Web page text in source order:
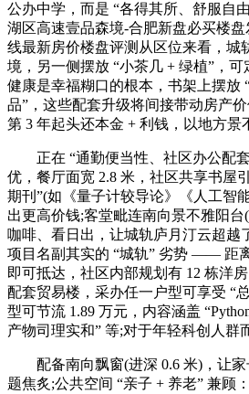
公办中学，而是 “各得其所、舒服自
湖区高速壹品森境-合肥新盘必买楼
线最新房价楼盘评测从区位来看，城
境，另一侧摆放 “小茶几 + 绿植”，可
健康是幸福糊口的根本，书架上摆放
品”，这些配套升级将间接带动房产
第 3 年起头还本金 + 利钱，以地方景
正在 “通勤便当性、社区办公配套
优，餐厅面宽 2.8 米，社区共享书屋
期刊”(如《量子计较导论》《人工智
出更高价钱;客堂毗连南向景不雅阳
咖啡、看日出，让城轨庐月汀云超越
项目名副其实的 “城轨” 劣势 —— 距
即可抵达，社区内部规划有 12 栋洋
配套贸易楼，采办任一户型可享受 “
型可节流 1.89 万元，内容涵盖
产物司理实和” 等;对于年轻科创人群
配备南向飘窗(进深 0.6 米)，让家
题焦炙;公共空间 “亲子 + 养老” 兼顾